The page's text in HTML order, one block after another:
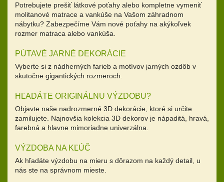
Potrebujete prešiť látkové poťahy alebo kompletne vymeniť
molitanové matrace a vankúše na Vašom záhradnom
nábytku? Zabezpečíme Vám nové poťahy na akýkoľvek
rozmer matraca alebo vankúša.
PÚTAVÉ JARNÉ DEKORÁCIE
Vyberte si z nádherných farieb a motívov jarných ozdôb v
skutočne gigantických rozmeroch.
HĽADÁTE ORIGINÁLNU VÝZDOBU?
Objavte naše nadrozmerné 3D dekorácie, ktoré si určite
zamilujete. Najnovšia kolekcia 3D dekorov je nápaditá, hravá,
farebná a hlavne mimoriadne univerzálna.
VÝZDOBA NA KĽÚČ
Ak hľadáte výzdobu na mieru s dôrazom na každý detail, u
nás ste na správnom mieste.